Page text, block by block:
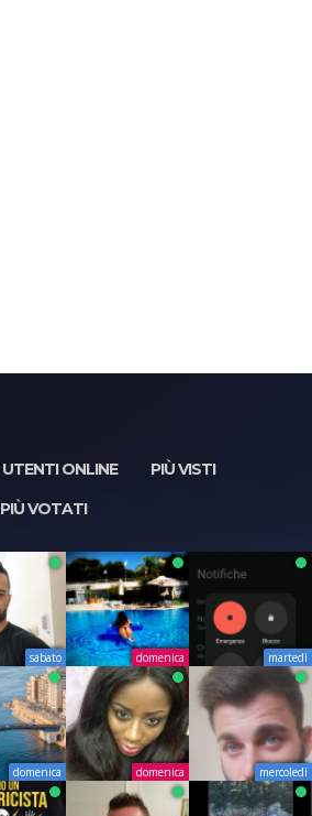
UTENTI ONLINE
PIÙ VISTI
PIÙ VOTATI
sabato domenica martedì
domenica domenica mercoledì